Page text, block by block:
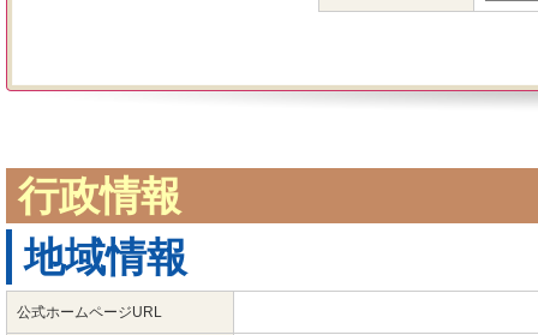
行政情報
地域情報
公式ホームページURL